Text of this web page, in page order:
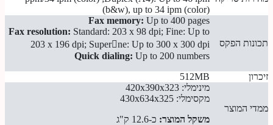
(b&w), up to 34 ipm (color)
תכונות הפקס
Fax memory: Up to 400 pages
Fax resolution: Standard: 203 x 98 dpi; Fine: Up to
203 x 196 dpi; Superne: Up to 300 x 300 dpi
Quick dialing: Up to 200 numbers
זיכרון
512MB
ממדי המוצר
מינימלי: 420x390x323
מקסימלי: 430x634x325
משקל המוצר: כ-12.6 ק"ג